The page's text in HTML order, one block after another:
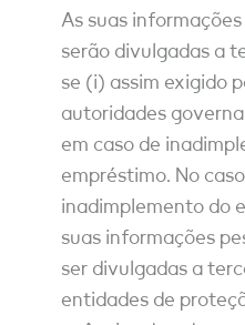
As suas
serão divulgadas a
se (i) assim exigido
autoridades
em caso de
empréstimo. No
inadimplemento do
suas informações
ser divulgadas a
entidades de